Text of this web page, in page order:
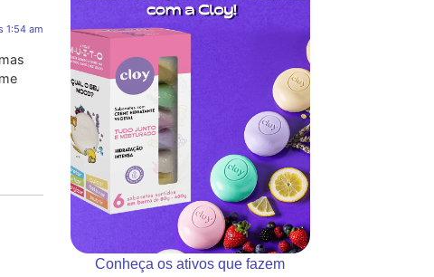
1:54 am
Conheça os ativos que fazem